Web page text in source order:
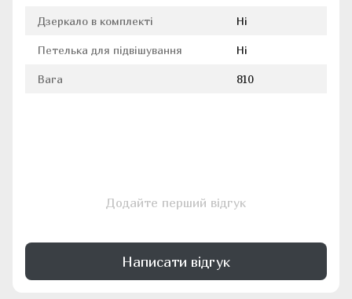
Дзеркало в комплекті Ні
Петелька для підвішування Ні
Вага 810
Додайте перший відгук
Написати відгук